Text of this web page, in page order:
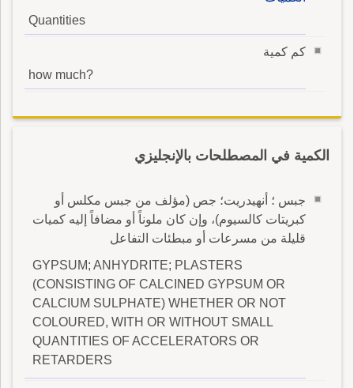
Quantities
كم كمية
how much?
الكمية في المصطلحات بالإنجليزي
جبس ؛ أنهيدريت؛ جص (مؤلف من جبس مكلس أو
كبريتات كالسيوم)، وإن كان ملوناً أو مضافاً إليه كميات
قليلة من مسرعات أو مبطئات التفاعل
GYPSUM; ANHYDRITE; PLASTERS
(CONSISTING OF CALCINED GYPSUM OR
CALCIUM SULPHATE) WHETHER OR NOT
COLOURED, WITH OR WITHOUT SMALL
QUANTITIES OF ACCELERATORS OR
RETARDERS